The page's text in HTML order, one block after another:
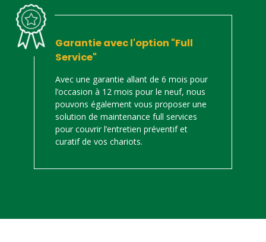
Garantie avec l'option "Full
Service"
Avec une garantie allant de 6 mois pour
l’occasion à 12 mois pour le neuf, nous
pouvons également vous proposer une
solution de maintenance full services
pour couvrir l’entretien préventif et
curatif de vos chariots.